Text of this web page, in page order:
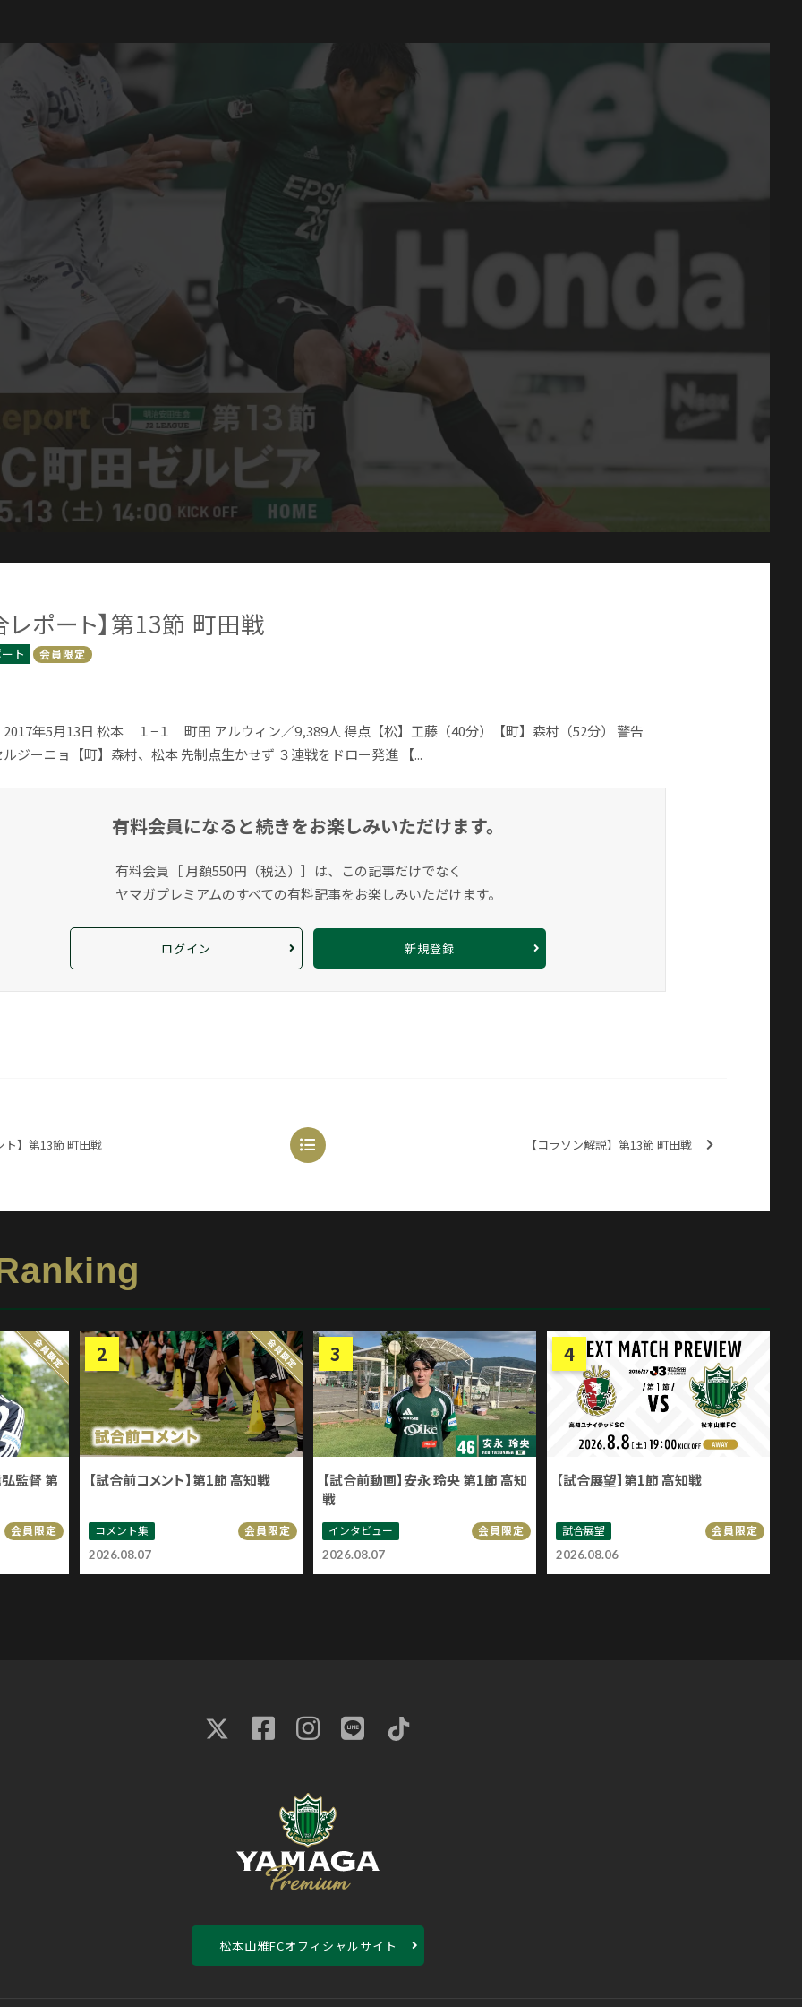
レポート】第13節 町田戦
ト 会員限定
2017年5月13日 松本 １−１ 町田 アルウィン／9,389人 得点【松】工藤（40分）【町】森村（52分） 警告
ルジーニョ【町】森村、松本 先制点生かせず ３連戦をドロー発進 【...
有料会員になると続きをお楽しみいただけます。
有料会員［ 月額550円（税込）］は、この記事だけでなく
ヤマガプレミアムのすべての有料記事をお楽しみいただけます。
ログイン 新規登録
ト】第13節 町田戦 【コラソン解説】第13節 町田戦
弘監督 第
会員限定
2026.08.07
【試合前コメント】第1節 高知戦
コメント集 会員限定
2026.08.07
【試合前動画】安永 玲央 第1節 高知
戦
インタビュー 会員限定
2026.08.06
【試合展望】第1節 高知戦
試合展望 会員限定
松本山雅FCオフィシャルサイト